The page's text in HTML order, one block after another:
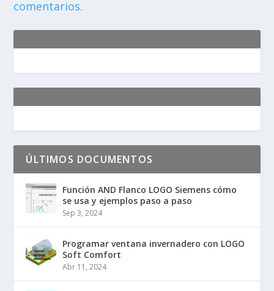
comentarios.
ÚLTIMOS DOCUMENTOS
Función AND Flanco LOGO Siemens cómo
se usa y ejemplos paso a paso
Sep 3, 2024
Programar ventana invernadero con LOGO
Soft Comfort
Abr 11, 2024